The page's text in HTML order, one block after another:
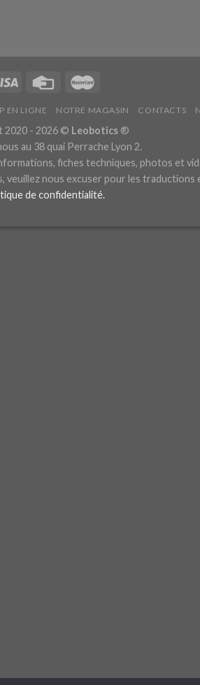
EN LIGNE NOTRE MAGASIN CONTACTS
2020 - 2026 © Leobotics ®
au 38 quai Perrache Lyon 2.
fiches techniques, photos et
veuillez nous excuser pour les traductions
de confidentialité.